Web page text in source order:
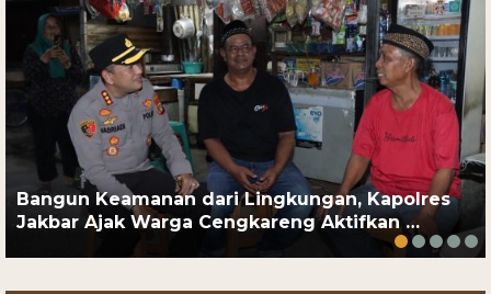
Bangun Keamanan dari Lingkungan, Kapolres
Jakbar Ajak Warga Cengkareng Aktifkan …